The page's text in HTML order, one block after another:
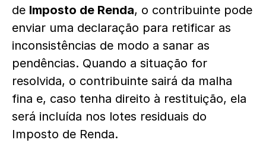
de Imposto de Renda, o contribuinte pode
enviar uma declaração para retificar as
inconsistências de modo a sanar as
pendências. Quando a situação for
resolvida, o contribuinte sairá da malha
fina e, caso tenha direito à restituição, ela
será incluída nos lotes residuais do
Imposto de Renda.